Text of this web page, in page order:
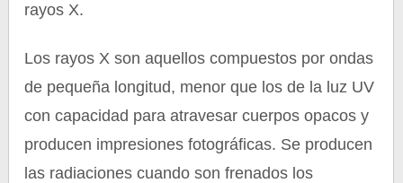
rayos X.
Los rayos X son aquellos compuestos por ondas
de pequeña longitud, menor que los de la luz UV
con capacidad para atravesar cuerpos opacos y
producen impresiones fotográficas. Se producen
las radiaciones cuando son frenados los